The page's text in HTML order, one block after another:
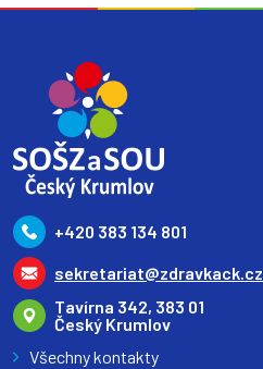
+420 383 134 801
sekretariat@zdravkack.cz
Tavírna 342, 383 01
Český Krumlov
Všechny kontakty